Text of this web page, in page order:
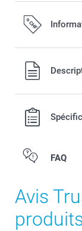
Tous les prix
hors frais de
FAQ
Avis